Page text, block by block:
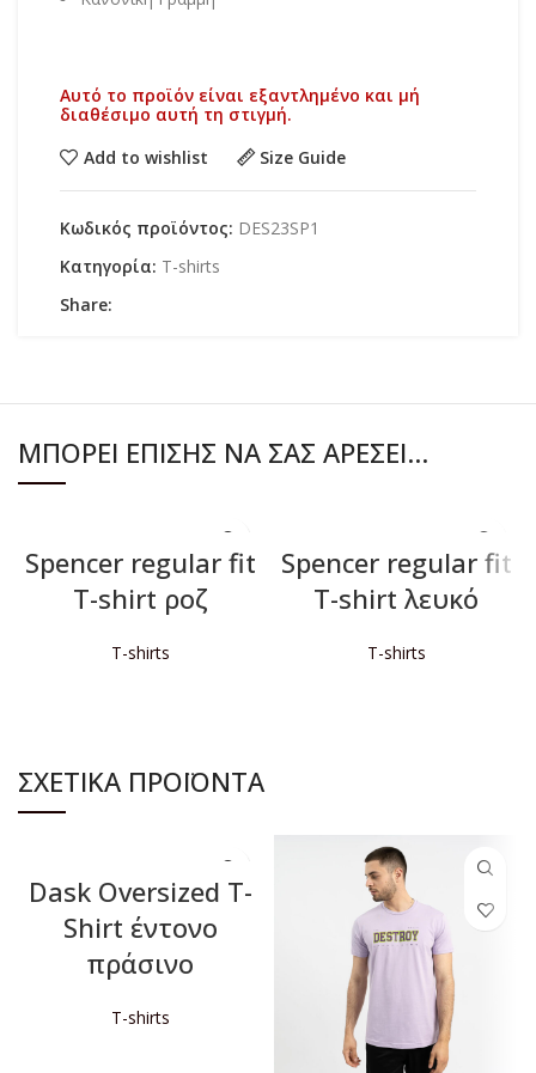
Αυτό το προϊόν είναι εξαντλημένο και μή
διαθέσιμο αυτή τη στιγμή.
Add to wishlist
Size Guide
Κωδικός προϊόντος: DES23SP1
Κατηγορία: T-shirts
Share:
ΜΠΟΡΕΊ ΕΠΊΣΗΣ ΝΑ ΣΑΣ ΑΡΈΣΕΙ…
Spencer regular fit
T-shirt ροζ
T-shirts
Spencer regular fit
T-shirt λευκό
T-shirts
ΣΧΕΤΙΚΆ ΠΡΟΪΌΝΤΑ
Dask Oversized T-
Shirt έντονο
πράσινο
T-shirts